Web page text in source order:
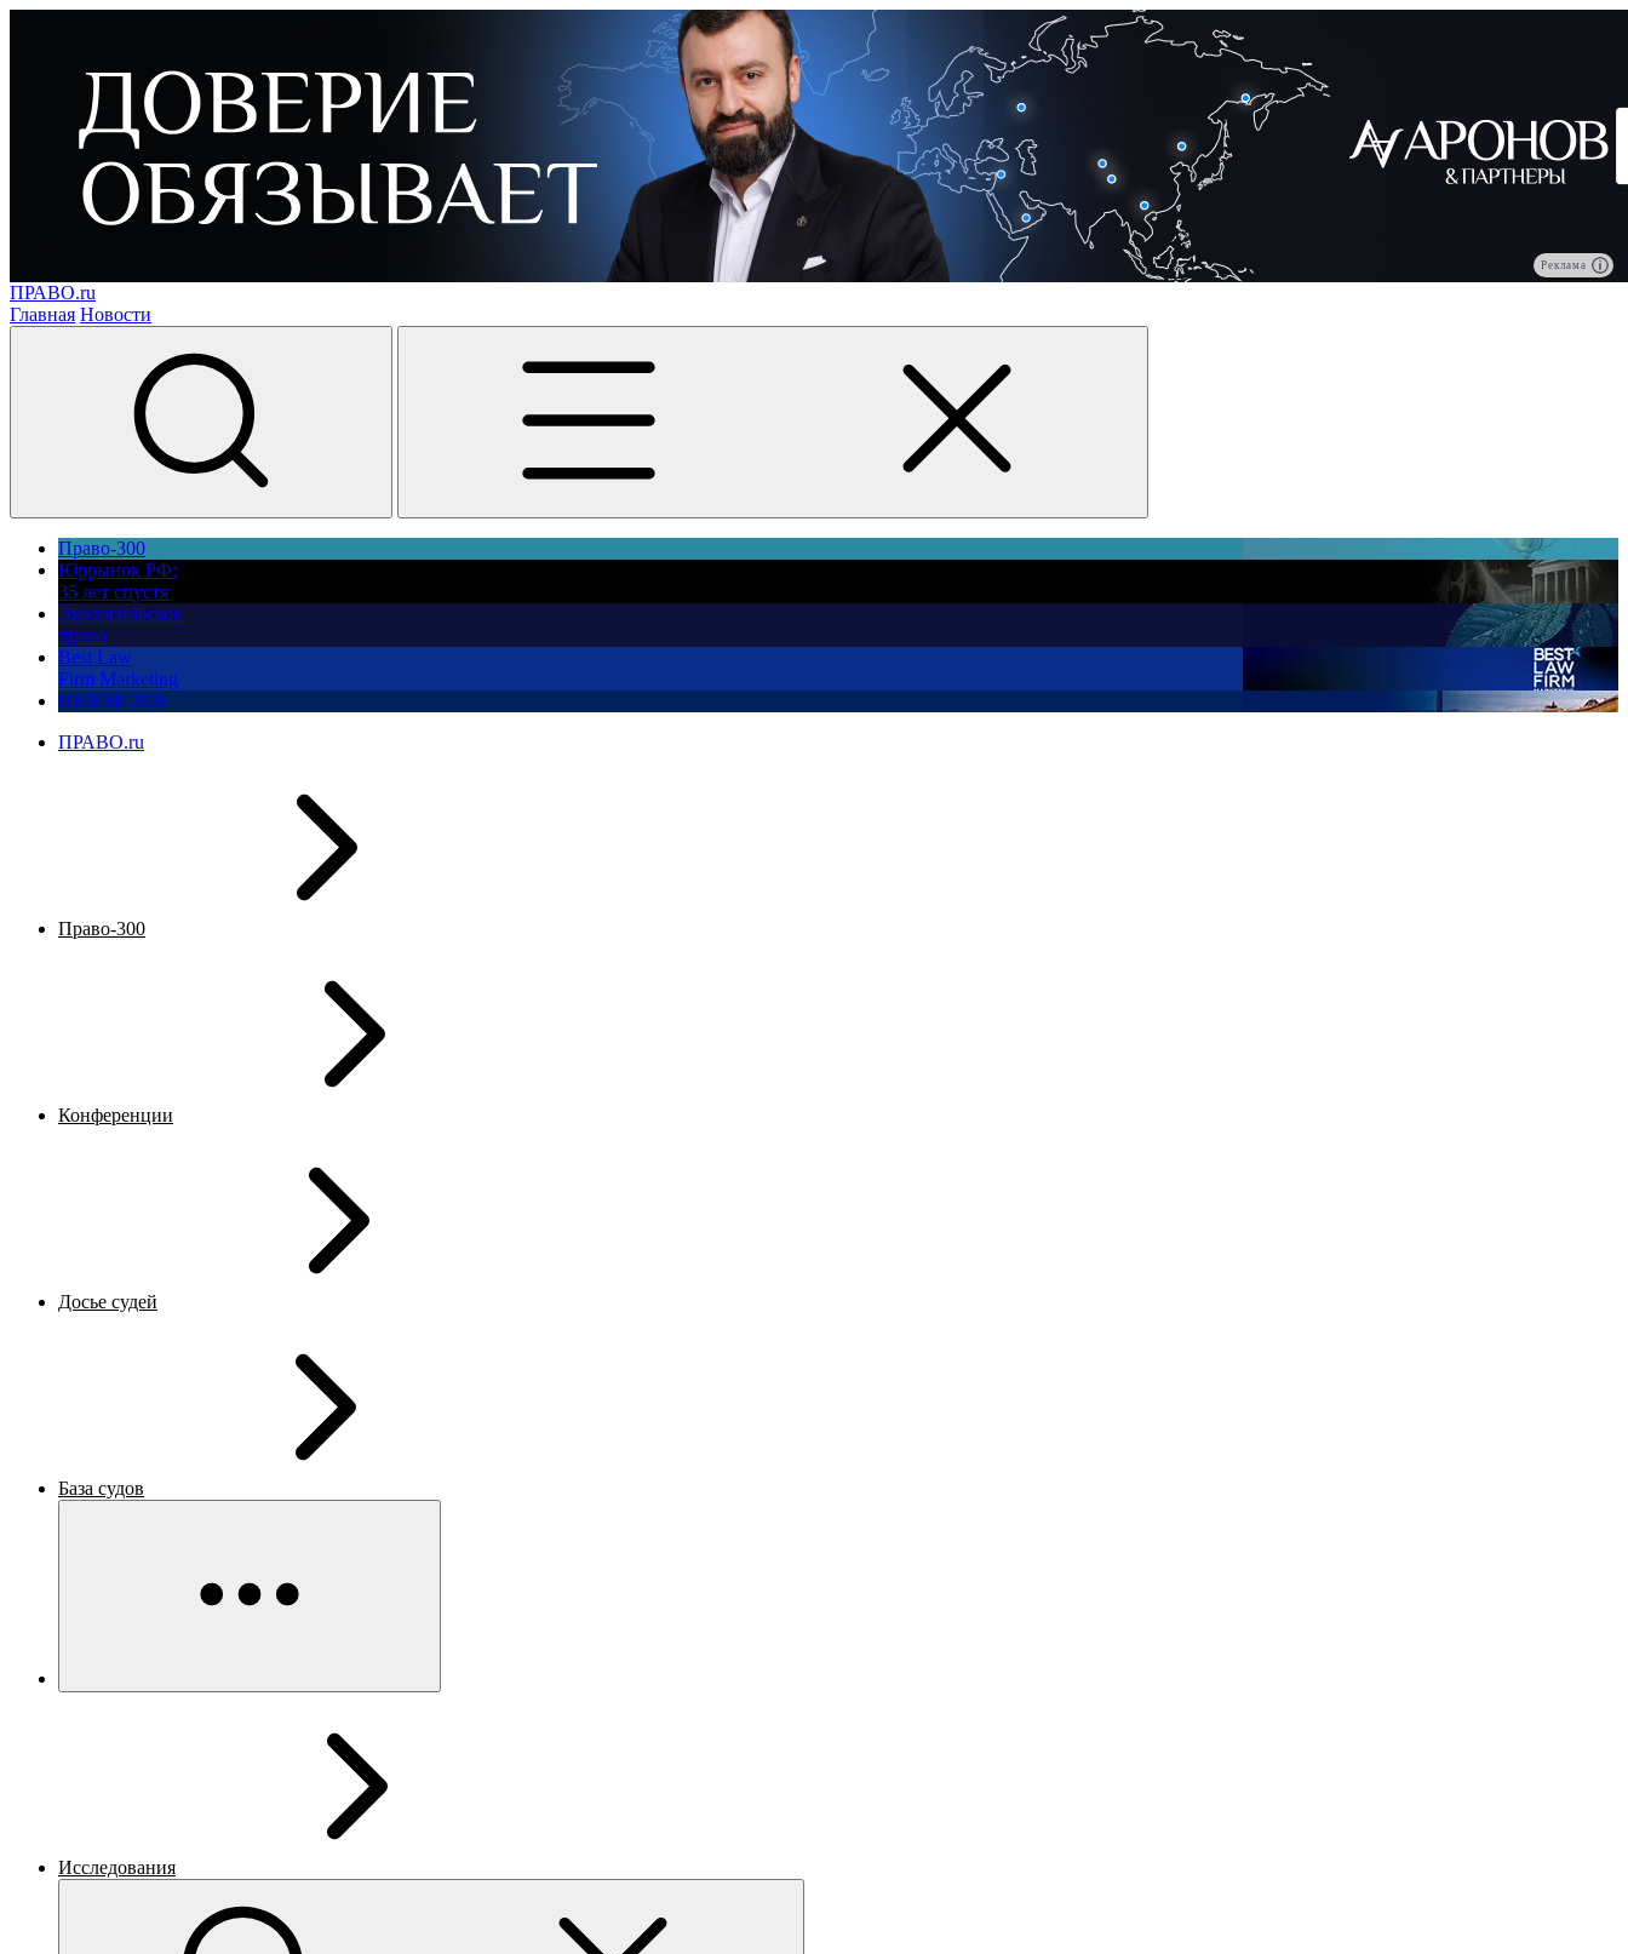
Реклама
ПРАВО.ru
Главная Новости
Право-300
Юррынок РФ:
35 лет спустя
Экологическое
право
Best Law
Firm Marketing
ПМЮФ 2026
ПРАВО.ru
Право-300
Конференции
Досье судей
База судов
Исследования